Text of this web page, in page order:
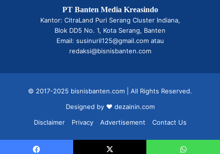
PT Banten Media Kreasindo
Kantor: CitraLand Puri Serang Cluster Indiana,
Blok DD5 No. 1, Kota Serang, Banten
Email: susinuril125@gmail.com atau
redaksi@bisnisbanten.com
© 2017-2025 bisnisbanten.com | All Rights Reserved.
Designed by ❤ dezainin.com
Disclaimer
Privacy Advertisement Contact Us